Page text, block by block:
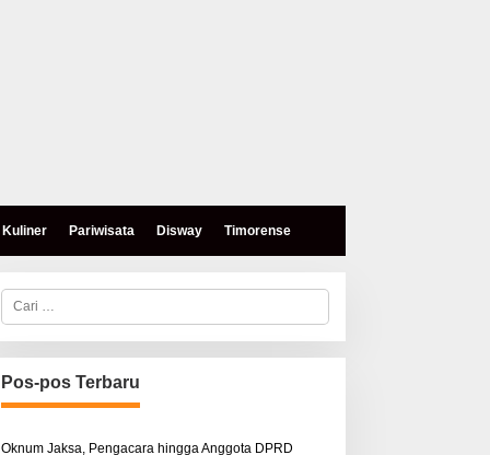
Kuliner Pariwisata Disway Timorense
Mokris Lay Salurkan
Warga Airnona
Hukum Kasus Sebastian
C
r
i
u
n
u
:
Pos-pos Terbaru
Oknum Jaksa, Pengacara hingga Anggota DPRD